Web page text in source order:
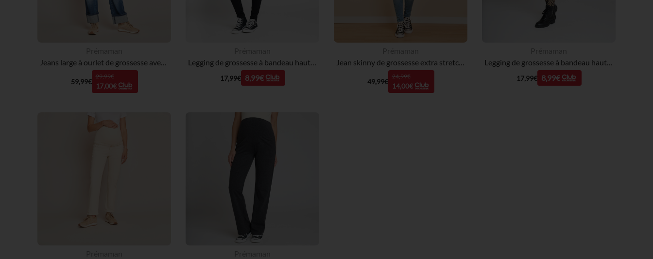
Jeans large à ourlet de grossesse avec bandeau haut
59,99€
29,99€
17,00€
Legging de grossesse à bandeau haut uni
17,99€ 8,99€
Jean skinny de grossesse extra stretch à bandeau haut
49,99€
24,99€
14,00€
Legging de grossesse à bandeau haut imprimé léopard
17,99€ 8,99€